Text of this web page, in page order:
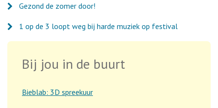
Gezond de zomer door!
1 op de 3 loopt weg bij harde muziek op festival
Bij jou in de buurt
Bieblab: 3D spreekuur